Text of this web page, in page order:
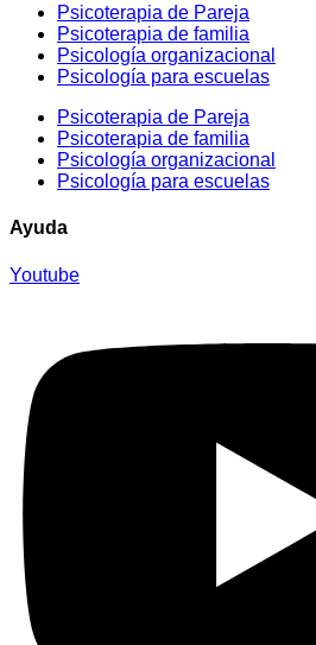
Psicoterapia de Pareja
Psicoterapia de familia
Psicología organizacional
Psicología para escuelas
Psicoterapia de Pareja
Psicoterapia de familia
Psicología organizacional
Psicología para escuelas
Ayuda
Youtube